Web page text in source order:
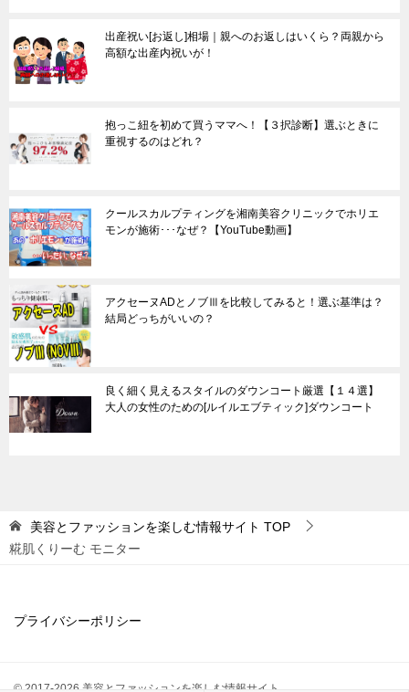
出産祝い[お返し]相場｜親へのお返しはいくら？両親から
高額な出産内祝いが！
抱っこ紐を初めて買うママへ！【３択診断】選ぶときに
重視するのはどれ？
クールスカルプティングを湘南美容クリニックでホリエ
モンが施術･･･なぜ？【YouTube動画】
アクセーヌADとノブⅢを比較してみると！選ぶ基準は？
結局どっちがいいの？
良く細く見えるスタイルのダウンコート厳選【１４選】
大人の女性のための[ルイルエブティック]ダウンコート
美容とファッションを楽しむ情報サイト TOP
糀肌くりーむ モニター
プライバシーポリシー
© 2017-2026 美容とファッションを楽しむ情報サイト